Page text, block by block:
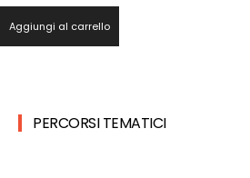
Aggiungi al carrello
PERCORSI TEMATICI